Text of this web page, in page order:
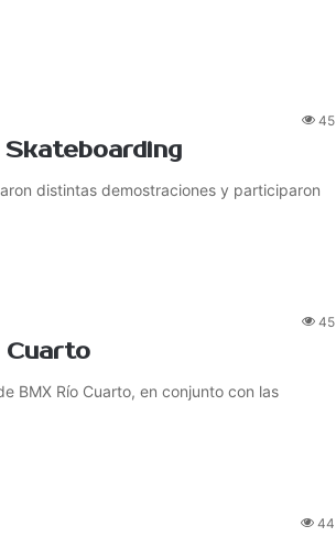
45
distintas demostraciones y participaron
45
Cuarto
BMX Río Cuarto, en conjunto con las
44